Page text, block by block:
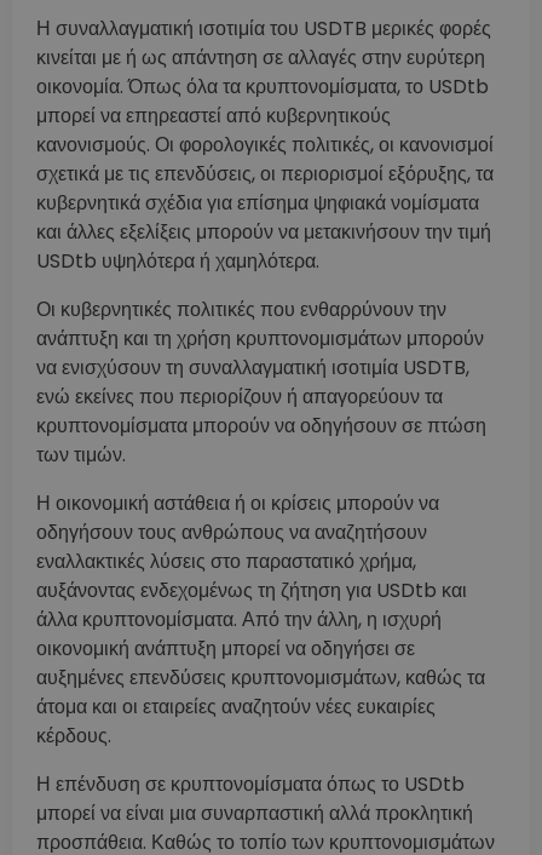
Η συναλλαγματική ισοτιμία του USDTB μερικές φορές
κινείται με ή ως απάντηση σε αλλαγές στην ευρύτερη
οικονομία. Όπως όλα τα κρυπτονομίσματα, το USDtb
μπορεί να επηρεαστεί από κυβερνητικούς
κανονισμούς. Οι φορολογικές πολιτικές, οι κανονισμοί
σχετικά με τις επενδύσεις, οι περιορισμοί εξόρυξης, τα
κυβερνητικά σχέδια για επίσημα ψηφιακά νομίσματα
και άλλες εξελίξεις μπορούν να μετακινήσουν την τιμή
USDtb υψηλότερα ή χαμηλότερα.
Οι κυβερνητικές πολιτικές που ενθαρρύνουν την
ανάπτυξη και τη χρήση κρυπτονομισμάτων μπορούν
να ενισχύσουν τη συναλλαγματική ισοτιμία USDTB,
ενώ εκείνες που περιορίζουν ή απαγορεύουν τα
κρυπτονομίσματα μπορούν να οδηγήσουν σε πτώση
των τιμών.
Η οικονομική αστάθεια ή οι κρίσεις μπορούν να
οδηγήσουν τους ανθρώπους να αναζητήσουν
εναλλακτικές λύσεις στο παραστατικό χρήμα,
αυξάνοντας ενδεχομένως τη ζήτηση για USDtb και
άλλα κρυπτονομίσματα. Από την άλλη, η ισχυρή
οικονομική ανάπτυξη μπορεί να οδηγήσει σε
αυξημένες επενδύσεις κρυπτονομισμάτων, καθώς τα
άτομα και οι εταιρείες αναζητούν νέες ευκαιρίες
κέρδους.
Η επένδυση σε κρυπτονομίσματα όπως το USDtb
μπορεί να είναι μια συναρπαστική αλλά προκλητική
προσπάθεια. Καθώς το τοπίο των κρυπτονομισμάτων